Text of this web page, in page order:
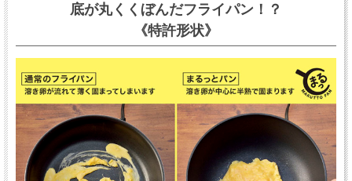
底が丸くくぼんだフライパン！？
《特許形状》